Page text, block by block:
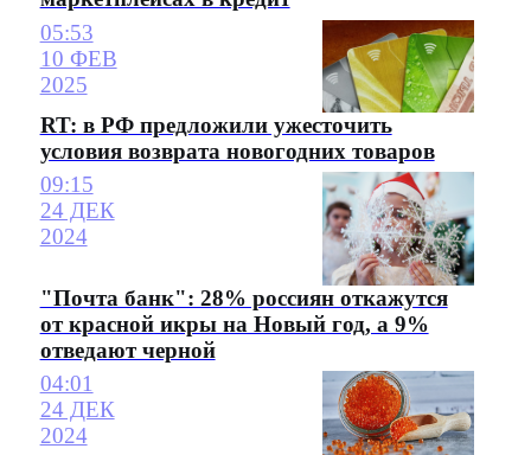
05:53
10 ФЕВ
2025
RT: в РФ предложили ужесточить
условия возврата новогодних товаров
09:15
24 ДЕК
2024
"Почта банк": 28% россиян откажутся
от красной икры на Новый год, а 9%
отведают черной
04:01
24 ДЕК
2024